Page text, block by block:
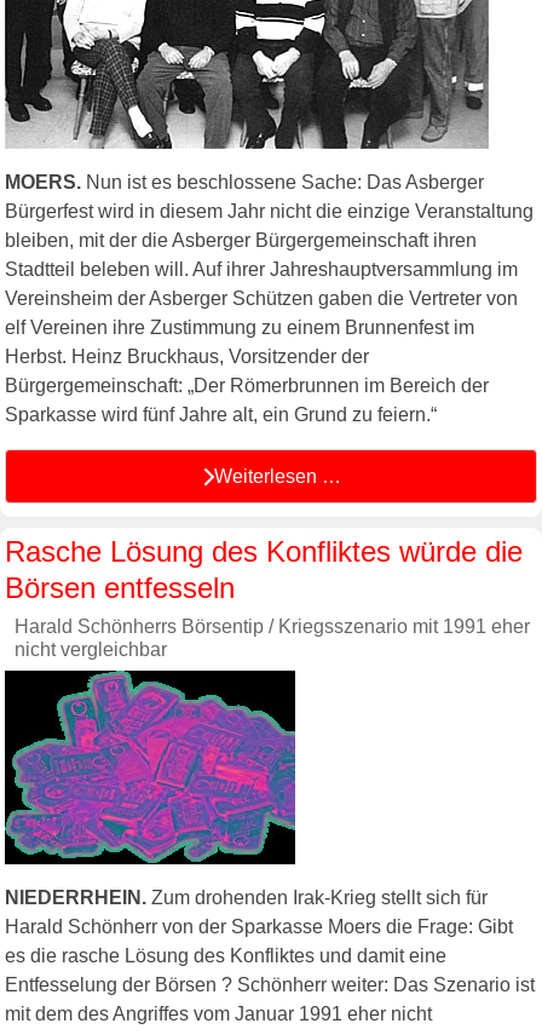
MOERS. Nun ist es beschlossene Sache: Das Asberger
Bürgerfest wird in diesem Jahr nicht die einzige Veranstaltung
bleiben, mit der die Asberger Bürgergemeinschaft ihren
Stadtteil beleben will. Auf ihrer Jahreshauptversammlung im
Vereinsheim der Asberger Schützen gaben die Vertreter von
elf Vereinen ihre Zustimmung zu einem Brunnenfest im
Herbst. Heinz Bruckhaus, Vorsitzender der
Bürgergemeinschaft: „Der Römerbrunnen im Bereich der
Sparkasse wird fünf Jahre alt, ein Grund zu feiern.“
Weiterlesen …
Rasche Lösung des Konfliktes würde die
Börsen entfesseln
Harald Schönherrs Börsentip / Kriegsszenario mit 1991 eher
nicht vergleichbar
NIEDERRHEIN. Zum drohenden Irak-Krieg stellt sich für
Harald Schönherr von der Sparkasse Moers die Frage: Gibt
es die rasche Lösung des Konfliktes und damit eine
Entfesselung der Börsen ? Schönherr weiter: Das Szenario ist
mit dem des Angriffes vom Januar 1991 eher nicht